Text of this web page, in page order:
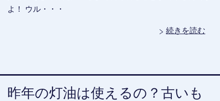
よ！ ウル・・・
続きを読む
昨年の灯油は使えるの？古いも